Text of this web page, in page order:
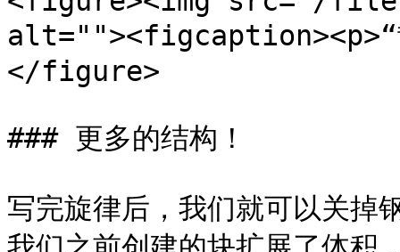
alt=""><figcaption><p>“
</figure>
### 更多的结构！
写完旋律后，我们就可以关掉